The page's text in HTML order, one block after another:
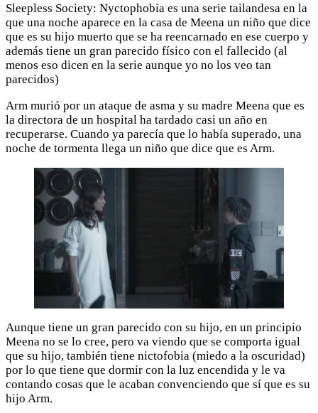
Sleepless Society: Nyctophobia es una serie tailandesa en la
que una noche aparece en la casa de Meena un niño que dice
que es su hijo muerto que se ha reencarnado en ese cuerpo y
además tiene un gran parecido físico con el fallecido (al
menos eso dicen en la serie aunque yo no los veo tan
parecidos)
Arm murió por un ataque de asma y su madre Meena que es
la directora de un hospital ha tardado casi un año en
recuperarse. Cuando ya parecía que lo había superado, una
noche de tormenta llega un niño que dice que es Arm.
Aunque tiene un gran parecido con su hijo, en un principio
Meena no se lo cree, pero va viendo que se comporta igual
que su hijo, también tiene nictofobia (miedo a la oscuridad)
por lo que tiene que dormir con la luz encendida y le va
contando cosas que le acaban convenciendo que sí que es su
hijo Arm.